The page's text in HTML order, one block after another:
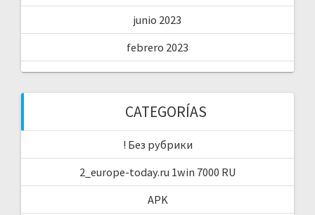
junio 2023
febrero 2023
CATEGORÍAS
! Без рубрики
2_europe-today.ru 1win 7000 RU
APK